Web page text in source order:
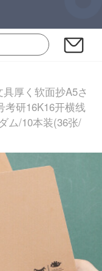
厚く软面抄A5さ
考研16K16开横线
ム/10本装(36张/